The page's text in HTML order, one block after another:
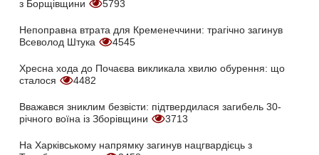
з Борщівщини
5793
Непоправна втрата для Кременеччини: трагічно загинув
Всеволод Штука
4545
Хресна хода до Почаєва викликала хвилю обурення: що
сталося
4482
Вважався зниклим безвісти: підтвердилася загибель 30-
річного воїна із Зборівщини
3713
На Харківському напрямку загинув нацгвардієць з